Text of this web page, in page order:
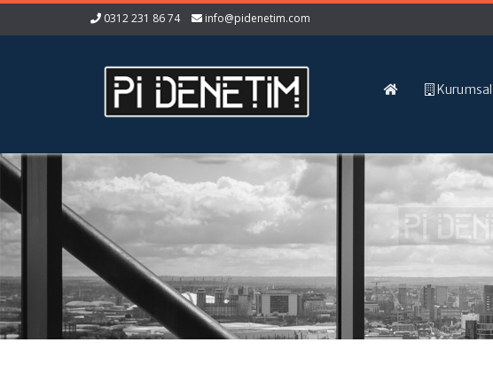
0312 231 86 74 info@pidenetim.com
Kurumsal